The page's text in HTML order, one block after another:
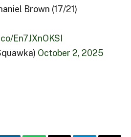
Brown (17/21)
En7JXnOKSI
October 2, 2025